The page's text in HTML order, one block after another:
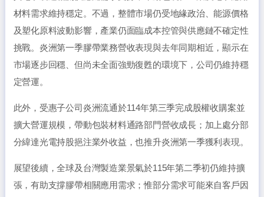
材料需求維持穩定。不過，整體市場仍受地緣政治、能源價格
及塑化原料波動影響，產業仍面臨成本控管與供應鏈不確定性
挑戰。炎洲第一季膠帶業務營收表現與去年同期相近，顯示在
市場逐步回穩、但尚未全面強勁復甦的環境下，公司仍維持穩
定營運。
此外，受惠子公司炎洲流通於114年第三季完成股權收購案並
擴大營運規模，帶動包裝材料通路部門營收成長；加上處分部
分緯達光電持股挹注業外收益，也推升炎洲第一季獲利表現。
展望後續，全球及台灣製造業景氣於115年第二季初仍維持擴
張，有助支撐膠帶相關應用需求；惟部分需求可能來自客戶因